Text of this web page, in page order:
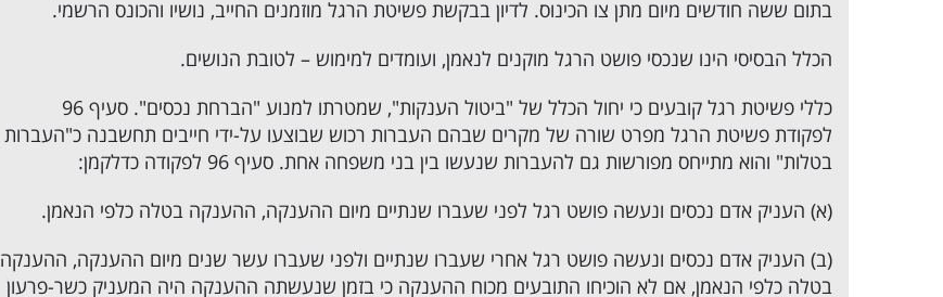
בתום ששה חודשים מיום מתן צו הכינוס. לדיון בבקשת פשיטת הרגל מוזמנים החייב, נושיו והכונס הרשמי.
הכלל הבסיסי הינו שנכסי פושט הרגל מוקנים לנאמן, ועומדים למימוש – לטובת הנושים.
כללי פשיטת רגל קובעים כי יחול הכלל של "ביטול הענקות", שמטרתו למנוע "הברחת נכסים
". סעיף 96
לפקודת פשיטת הרגל מפרט שורה של מקרים שבהם העברות רכוש שבוצעו על-ידי חייבים תחשבנה כ"העברות
בטלות" והוא מתייחס מפורשות גם להעברות שנעשו בין בני משפחה אחת. סעיף ‎96 לפקודה כדלקמן:
(א) העניק אדם נכסים ונעשה פושט רגל לפני שעברו שנתיים מיום ההענקה, ההענקה בטלה כלפי הנאמן.
(ב) העניק אדם נכסים ונעשה פושט רגל אחרי שעברו שנתיים ולפני שעברו עשר שנים מיום ההענקה, ההענקה
בטלה כלפי הנאמן, אם לא הוכיחו התובעים מכוח ההענקה כי בזמן שנעשתה ההענקה היה המעניק כשר-פרעון